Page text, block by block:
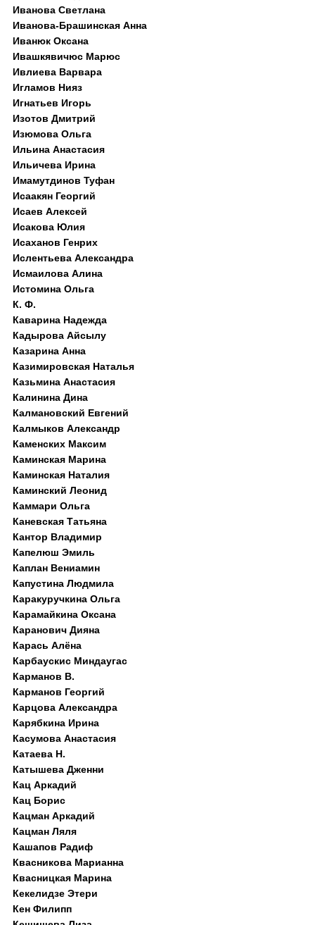
Иванова Светлана
Иванова-Брашинская Анна
Иванюк Оксана
Ивашкявичюс Марюс
Ивлиева Варвара
Игламов Нияз
Игнатьев Игорь
Изотов Дмитрий
Изюмова Ольга
Ильина Анастасия
Ильичева Ирина
Имамутдинов Туфан
Исаакян Георгий
Исаев Алексей
Исакова Юлия
Исаханов Генрих
Ислентьева Александра
Исмаилова Алина
Истомина Ольга
К. Ф.
Каварина Надежда
Кадырова Айсылу
Казарина Анна
Казимировская Наталья
Казьмина Анастасия
Калинина Дина
Калмановский Евгений
Калмыков Александр
Каменских Максим
Каминская Марина
Каминская Наталия
Каминский Леонид
Каммари Ольга
Каневская Татьяна
Кантор Владимир
Капелюш Эмиль
Каплан Вениамин
Капустина Людмила
Каракуручкина Ольга
Карамайкина Оксана
Каранович Дияна
Карась Алёна
Карбаускис Миндаугас
Карманов В.
Карманов Георгий
Карцова Александра
Карябкина Ирина
Касумова Анастасия
Катаева Н.
Катышева Дженни
Кац Аркадий
Кац Борис
Кацман Аркадий
Кацман Ляля
Кашапов Радиф
Квасникова Марианна
Квасницкая Марина
Кекелидзе Этери
Кен Филипп